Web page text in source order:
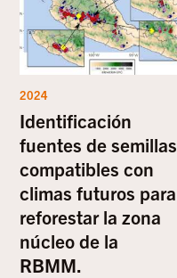
2024
Identificación
fuentes de semillas
compatibles con
climas futuros para
reforestar la zona
núcleo de la
RBMM.